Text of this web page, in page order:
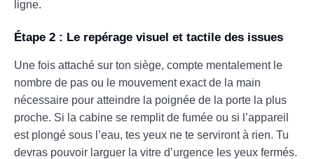
ligne.
Étape 2 : Le repérage visuel et tactile des issues
Une fois attaché sur ton siège, compte mentalement le
nombre de pas ou le mouvement exact de la main
nécessaire pour atteindre la poignée de la porte la plus
proche. Si la cabine se remplit de fumée ou si l’appareil
est plongé sous l’eau, tes yeux ne te serviront à rien. Tu
devras pouvoir larguer la vitre d’urgence les yeux fermés.